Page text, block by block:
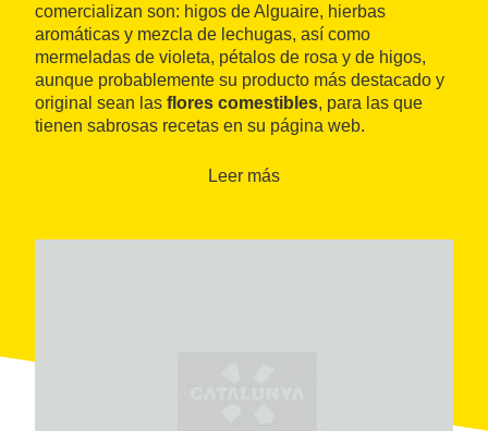
comercializan son: higos de Alguaire, hierbas
aromáticas y mezcla de lechugas, así como
mermeladas de violeta, pétalos de rosa y de higos,
aunque probablemente su producto más destacado y
original sean las flores comestibles, para las que
tienen sabrosas recetas en su página web.
Leer más